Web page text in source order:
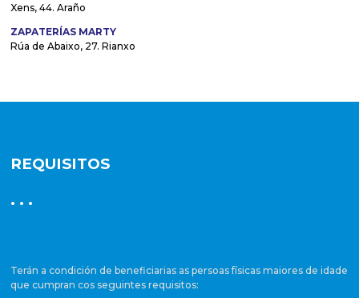
Xens, 44. Araño
ZAPATERÍAS MARTY
Rúa de Abaixo, 27. Rianxo
REQUISITOS
· · ·
Terán a condición de beneficiarias as persoas físicas maiores de idade
que cumpran cos seguintes requisitos: